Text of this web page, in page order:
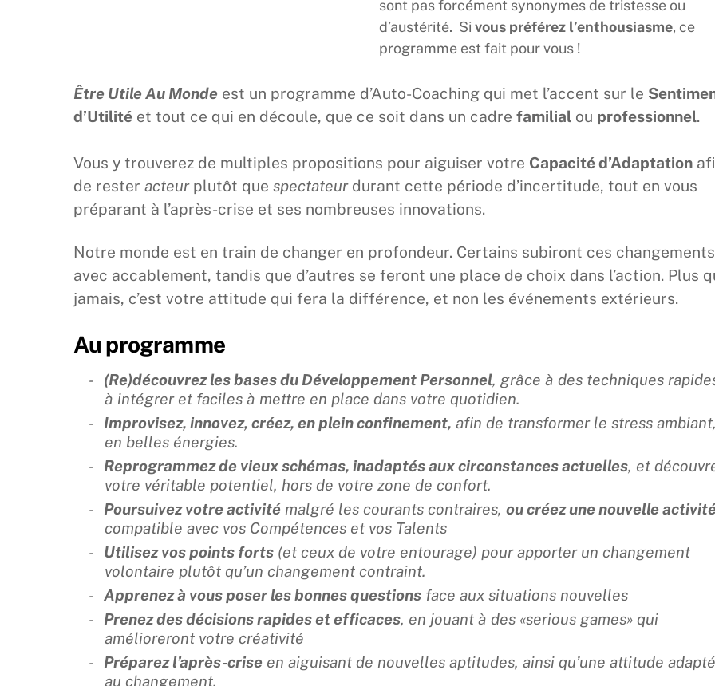
sont pas forcément synonymes de tristesse ou
d’austérité. Sivous préférez l’enthousiasme, ce
programme est fait pour vous !
Être Utile Au Monde est un programme d’Auto-Coaching qui met l’accent sur le
d’Utilité et tout ce qui en découle, que ce soit dans un cadre familial ou professionnel.
Vous y trouverez de multiples propositions pour aiguiser votre Capacité d’Adaptation
de rester acteurplutôt que spectateurdurant cette période d’incertitude, tout en vous
préparant à l’après-crise et ses nombreuses innovations.
Notre monde est en train de changer en profondeur. Certains subiront ces changements
avec accablement, tandis que d’autres se feront une place de choix dans l’action. Plus
jamais, c’est votre attitude qui fera la différence, et non les événements extérieurs.
Au programme
(Re)découvrez les bases du Développement Personnel, grâce à des techniques
à intégrer et faciles à mettre en place dans votre quotidien.
Improvisez, innovez, créez, en plein confinement, afin de transformer le stress
en belles énergies.
Reprogrammez de vieux schémas, inadaptés aux circonstances actuelles, et
votre véritable potentiel, hors de votre zone de confort.
Poursuivez votre activitémalgré les courants contraires, ou créez une nouvelle
compatible avec vos Compétences et vos Talents
Utilisez vos points forts(et ceux de votre entourage) pour apporter un changement
volontaire plutôt qu’un changement contraint.
Apprenez à vous poser les bonnes questionsface aux situations nouvelles
Prenez des décisions rapides et efficaces, en jouant à des «serious games» qui
amélioreront votre créativité
Préparez l’après-criseen aiguisant de nouvelles aptitudes, ainsi qu’une attitude
au changement.